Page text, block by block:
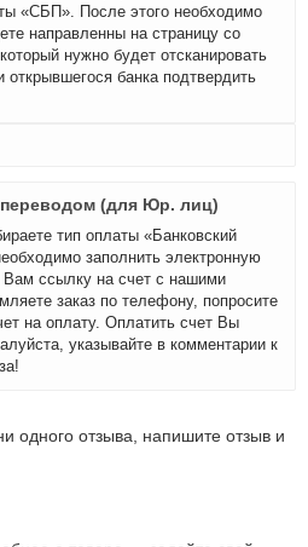
«СБП». После этого необходимо
направленны на страницу со
нужно будет отсканировать
банка подтвердить
(для Юр. лиц)
тип оплаты «Банковский
заполнить электронную
ссылку на счет с нашими
заказ по телефону, попросите
на оплату. Оплатить счет Вы
указывайте в комментарии к
одного отзыва, напишите отзыв и